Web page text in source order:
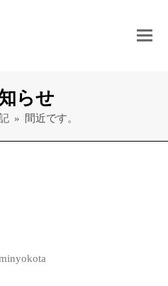
らせ
» 間近です。